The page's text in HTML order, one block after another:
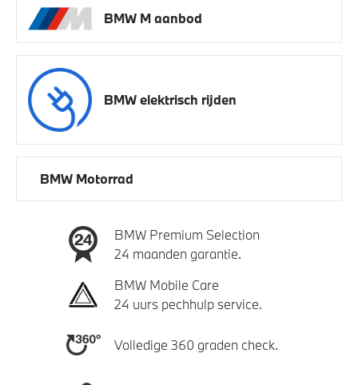
BMW M aanbod
BMW elektrisch rijden
BMW Motorrad
BMW Premium Selection
24 maanden garantie.
BMW Mobile Care
24 uurs pechhulp service.
Volledige 360 graden check.